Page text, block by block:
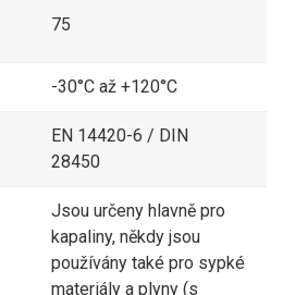
TANKER záslepka MB
TANKER záslepka MB
TANKER záslepka MB
TANKER rychlospojka
MK100 IG4" mosaz
3 840,54 Kč
TANKER adaptér MK 50
75
-30°C až +120°C
EN 14420-6 / DIN
28450
Jsou určeny hlavně pro
kapaliny, někdy jsou
používány také pro sypké
materiály a plyny (s